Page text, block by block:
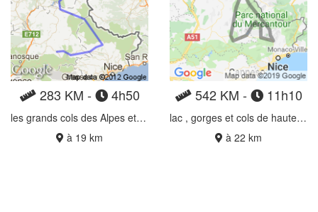
283 KM - 4h50
les grands cols des Alpes etape 3
à 19 km
542 KM - 11h10
lac , gorges et cols de hautes provence
à 22 km